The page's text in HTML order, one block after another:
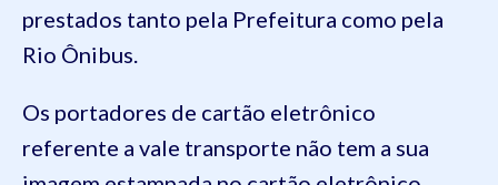
prestados tanto pela Prefeitura como pela
Rio Ônibus.
Os portadores de cartão eletrônico
referente a vale transporte não tem a sua